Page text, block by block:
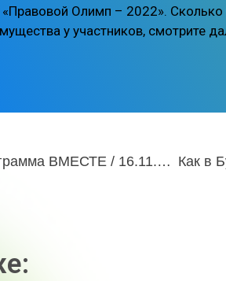
Олимп – 2022».
у участников, смотрите
Информационная программа ВМЕСТЕ / 16.11.2022